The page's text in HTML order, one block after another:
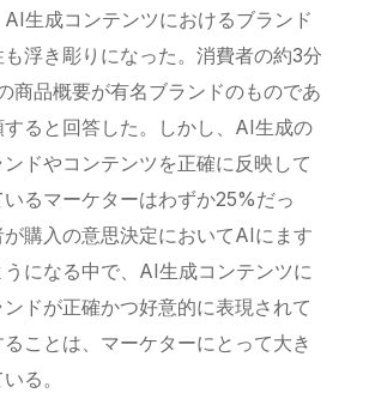
生成コンテンツにおけるブランド
浮き彫りになった。消費者の約3分
商品概要が有名ブランドのものであ
ると回答した。しかし、AI生成の
ドやコンテンツを正確に反映して
るマーケターはわずか25%だっ
購入の意思決定においてAIにます
うになる中で、AI生成コンテンツに
ドが正確かつ好意的に表現されて
ことは、マーケターにとって大き
る。